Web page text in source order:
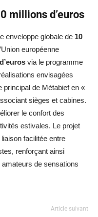
millions d’euros
enveloppe globale de 10
européenne
via le programme
envisagées
principal de Métabief en «
sièges et cabines.
le confort des
estivales. Le projet
facilitée entre
renforçant ainsi
amateurs de sensations
Article suivant